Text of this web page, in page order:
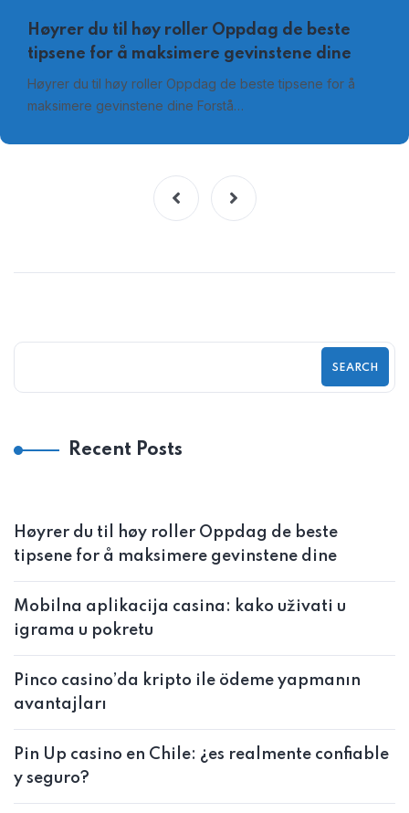
Høyrer du til høy roller Oppdag de beste
tipsene for å maksimere gevinstene dine
Høyrer du til høy roller Oppdag de beste tipsene for å
maksimere gevinstene dine Forstå…
SEARCH
Recent Posts
Høyrer du til høy roller Oppdag de beste
tipsene for å maksimere gevinstene dine
Mobilna aplikacija casina: kako uživati u
igrama u pokretu
Pinco casino’da kripto ile ödeme yapmanın
avantajları
Pin Up casino en Chile: ¿es realmente confiable
y seguro?